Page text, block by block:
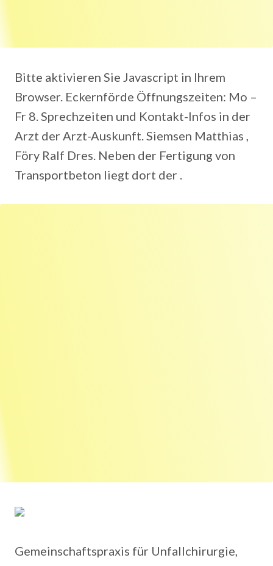
Bitte aktivieren Sie Javascript in Ihrem
Browser. Eckernförde Öffnungszeiten: Mo –
Fr 8. Sprechzeiten und Kontakt-Infos in der
Arzt der Arzt-Auskunft. Siemsen Matthias ,
Föry Ralf Dres. Neben der Fertigung von
Transportbeton liegt dort der .
Gemeinschaftspraxis für Unfallchirurgie,